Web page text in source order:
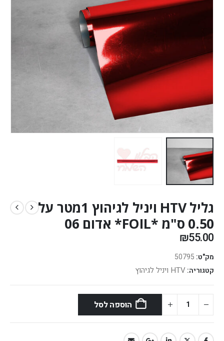
גליל HTV ויניל לגיהוץ 1מטר על
0.50 ס"מ *FOIL* אדום 06
₪55.00
מק"ט: 50795
קטגוריה: HTV ויניל לגיהוץ
הוספה לסל